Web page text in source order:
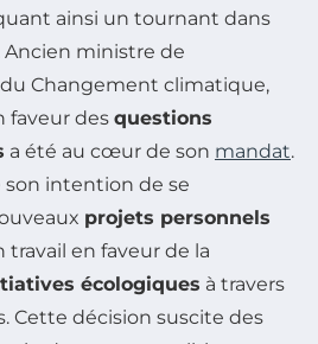
ainsi un tournant dans
Ancien ministre de
Changement climatique,
faveur des questions
a été au cœur de son mandat.
intention de se
projets personnels
en faveur de la
écologiques à travers
Cette décision suscite des